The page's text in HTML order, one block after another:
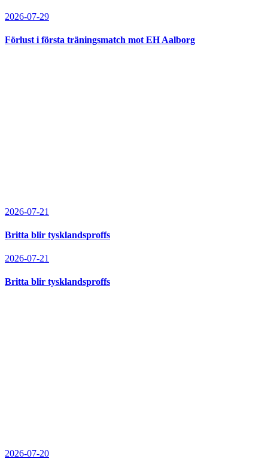
2026-07-29
Förlust i första träningsmatch mot EH Aalborg
2026-07-21
Britta blir tysklandsproffs
2026-07-21
Britta blir tysklandsproffs
2026-07-20